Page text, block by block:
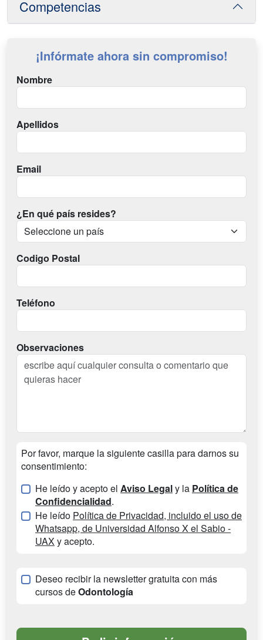
Competencias
¡Infórmate ahora sin compromiso!
Nombre
Apellidos
Email
¿En qué país resides?
Codigo Postal
Teléfono
Observaciones
Por favor, marque la siguiente casilla para darnos su
consentimiento:
He leído y acepto el Aviso Legaly la Política de
Confidencialidad.
He leído Política de Privacidad, incluido el uso de
Whatsapp, de Universidad Alfonso X el Sabio -
UAX y acepto.
Deseo recibir la newsletter gratuita con más
cursos deOdontología